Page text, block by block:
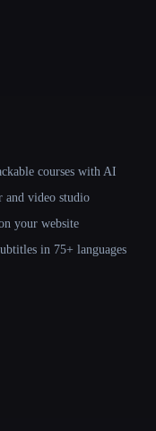
courses with AI
and video studio
your website
in 75+ languages